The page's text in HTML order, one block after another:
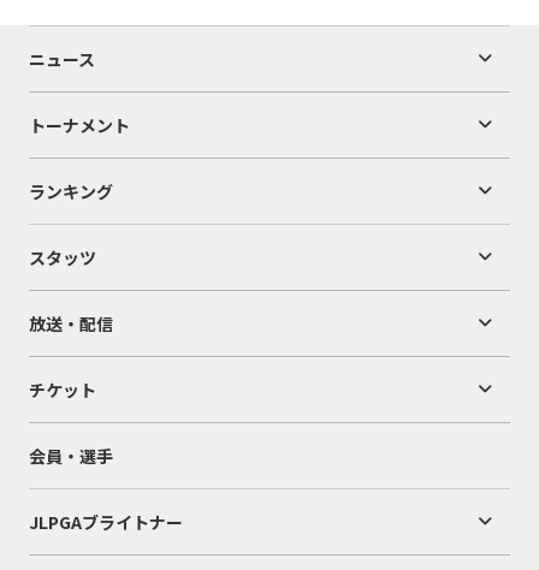
ニュース
トーナメント
ランキング
スタッツ
放送・配信
チケット
会員・選手
JLPGAブライトナー